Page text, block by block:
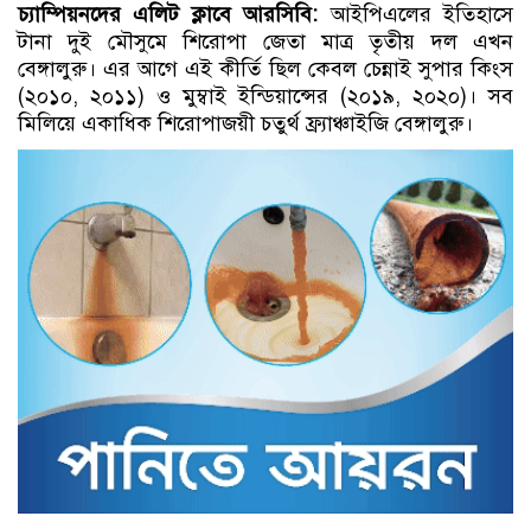
চ্যাম্পিয়নদের এলিট ক্লাবে আরসিবি:আইপিএলের ইতিহাসে
টানা দুই মৌসুমে শিরোপা জেতা মাত্র তৃতীয় দল এখন
বেঙ্গালুরু। এর আগে এই কীর্তি ছিল কেবল চেন্নাই সুপার কিংস
(২০১০, ২০১১) ও মুম্বাই ইন্ডিয়ান্সের (২০১৯, ২০২০)। সব
মিলিয়ে একাধিক শিরোপাজয়ী চতুর্থ ফ্র্যাঞ্চাইজি বেঙ্গালুরু।